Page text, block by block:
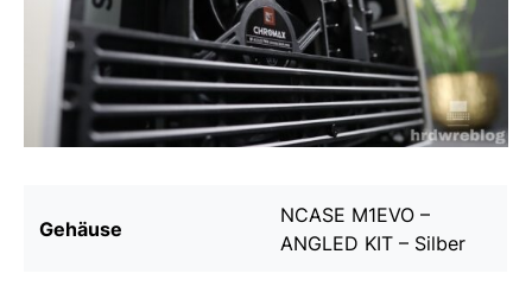
Gehäuse
NCASE M1EVO –
ANGLED KIT – Silber